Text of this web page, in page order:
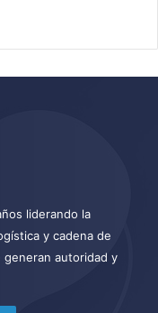
liderando la
y cadena de
generan autoridad y